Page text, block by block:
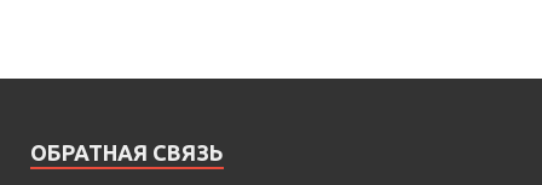
ОБРАТНАЯ СВЯЗЬ